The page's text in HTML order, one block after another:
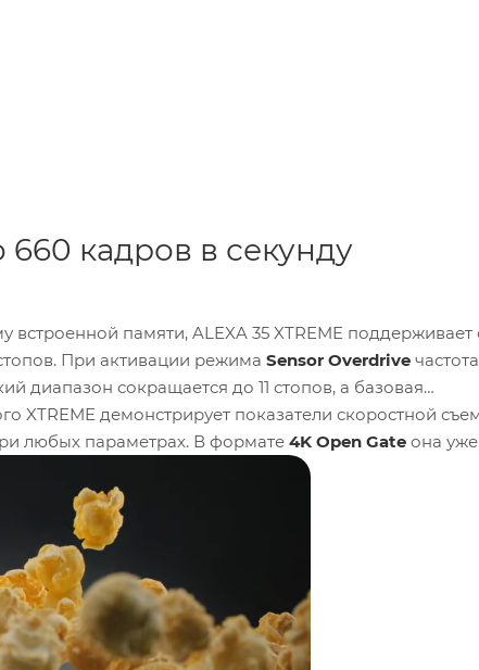
кадров в секунду
памяти, ALEXA 35 XTREME поддерживает
При активации режима Sensor Overdrive
диапазон сокращается до 11 стопов, а базовая
XTREME демонстрирует показатели скоростной
любых параметрах. В формате 4K Open Gate она уже